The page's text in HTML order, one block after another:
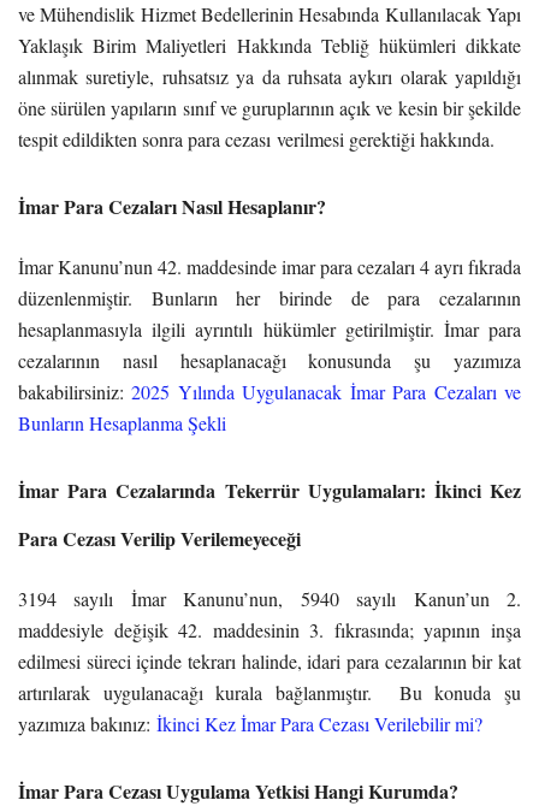
ve Mühendislik Hizmet Bedellerinin Hesabında Kullanılacak Yapı
Yaklaşık Birim Maliyetleri Hakkında Tebliğ hükümleri dikkate
alınmak suretiyle, ruhsatsız ya da ruhsata aykırı olarak yapıldığı
öne sürülen yapıların sınıf ve guruplarının açık ve kesin bir şekilde
tespit edildikten sonra para cezası verilmesi gerektiği hakkında.
İmar Para Cezaları Nasıl Hesaplanır?
İmar Kanunu’nun 42. maddesinde imar para cezaları 4 ayrı fıkrada
düzenlenmiştir. Bunların her birinde de para cezalarının
hesaplanmasıyla ilgili ayrıntılı hükümler getirilmiştir. İmar para
cezalarının nasıl hesaplanacağı konusunda şu yazımıza
bakabilirsiniz:2025 Yılında Uygulanacak İmar Para Cezaları ve
Bunların Hesaplanma Şekli
İmar Para Cezalarında Tekerrür Uygulamaları: İkinci Kez
Para Cezası Verilip Verilemeyeceği
3194 sayılı İmar Kanunu’nun, 5940 sayılı Kanun’un 2.
maddesiyle değişik 42. maddesinin 3. fıkrasında; yapının inşa
edilmesi süreci içinde tekrarı halinde, idari para cezalarının bir kat
artırılarak uygulanacağı kurala bağlanmıştır. Bu konuda şu
yazımıza bakınız: İkinci Kez İmar Para Cezası Verilebilir mi?
İmar Para Cezası Uygulama Yetkisi Hangi Kurumda?